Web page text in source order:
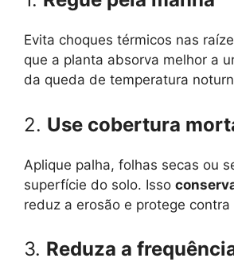
Evita choques térmicos nas
que a planta absorva melhor a
da queda de temperatura
2. Use cobertura
Aplique palha, folhas secas ou
superfície do solo. Isso
reduz a erosão e protege contra
3. Reduza a